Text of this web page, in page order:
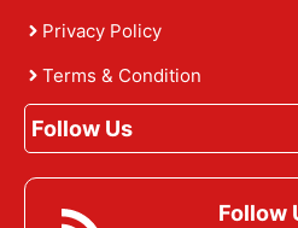
Privacy Policy
Terms & Condition
Follow Us
Follow